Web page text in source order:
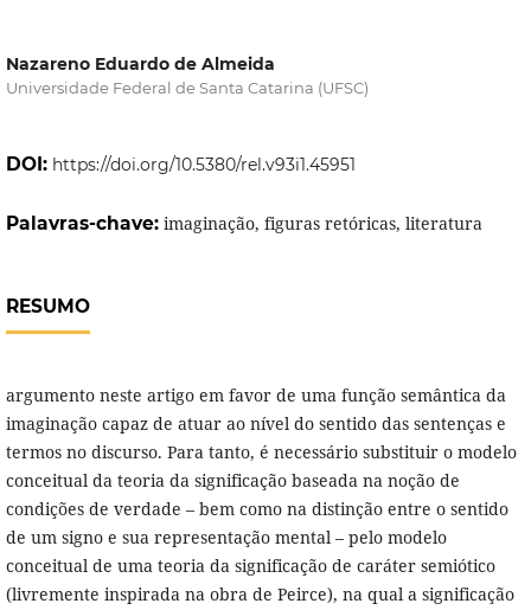
Nazareno Eduardo de Almeida
Universidade Federal de Santa Catarina (UFSC)
DOI: https://doi.org/10.5380/rel.v93i1.45951
Palavras-chave: imaginação, figuras retóricas, literatura
RESUMO
argumento neste artigo em favor de uma função semântica da
imaginação capaz de atuar ao nível do sentido das sentenças e
termos no discurso. Para tanto, é necessário substituir o modelo
conceitual da teoria da significação baseada na noção de
condições de verdade – bem como na distinção entre o sentido
de um signo e sua representação mental – pelo modelo
conceitual de uma teoria da significação de caráter semiótico
(livremente inspirada na obra de Peirce), na qual a significação